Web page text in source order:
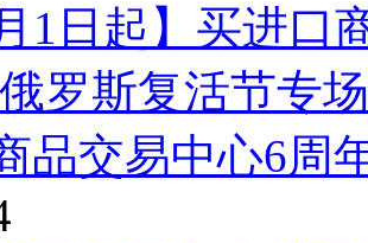
月1日起】买进口
俄罗斯复活节专
品交易中心6周